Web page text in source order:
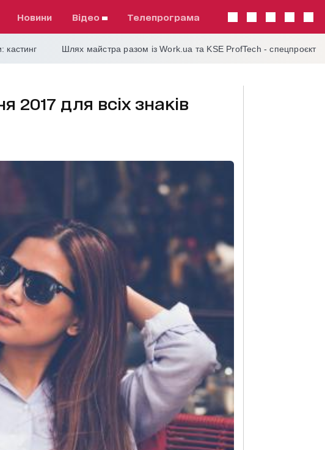
Новини відео телепрограма
кастинг Шлях майстра разом із Work.ua та KSE ProfTech - спецпроєкт
2017 для всіх знаків